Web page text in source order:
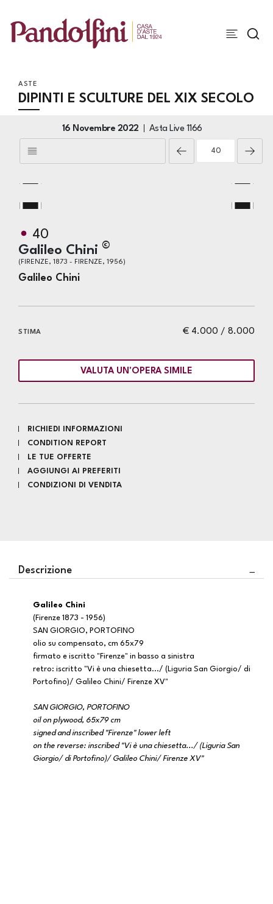
ASTE
DIPINTI E SCULTURE DEL XIX SECOLO
16 Novembre 2022 Asta Live 1166
40
Galileo Chini ©
(FIRENZE, 1873 - FIRENZE, 1956)
Galileo Chini
€ 4.000 / 8.000
STIMA
VALUTA UN'OPERA SIMILE
RICHIEDI INFORMAZIONI
CONDITION REPORT
LE TUE OFFERTE
AGGIUNGI AI PREFERITI
CONDIZIONI DI VENDITA
Descrizione
Galileo Chini
(Firenze 1873 - 1956)
SAN GIORGIO, PORTOFINO
olio su compensato, cm 65x79
firmato e iscritto "Firenze" in basso a sinistra
retro: iscritto "Vi è una chiesetta.../ (Liguria San Giorgio/ di
Portofino)/ Galileo Chini/ Firenze XV"
SAN GIORGIO, PORTOFINO
oil on plywood, 65x79 cm
signed and inscribed "Firenze" lower left
on the reverse: inscribed "Vi è una chiesetta.../ (Liguria San
Giorgio/ di Portofino)/ Galileo Chini/ Firenze XV"